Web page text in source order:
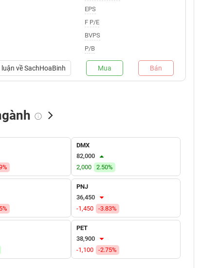
EPS
F P/E
BVPS
P/B
vềSachHoaBinh Mua Bán
Tự doanh mua
DMX
82,000
2,000
2.50%
PNJ
36,450
-1,450
-3.83%
PET
38,900
-1,100
-2.75%